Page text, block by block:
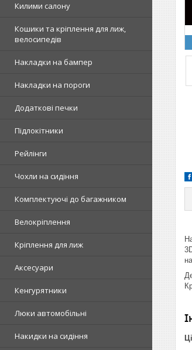
Килими салону
Кошики та кріплення для лиж,
велосипедів
Накладки на бампер
Накладки на пороги
Додаткові печки
Підлокітники
Рейлінги
Чохли на сидіння
Комплектуючі до багажником
Велокріплення
Кріплення для лиж
Аксесуари
Кенгурятники
Люки автомобільні
Накидки на сидіння